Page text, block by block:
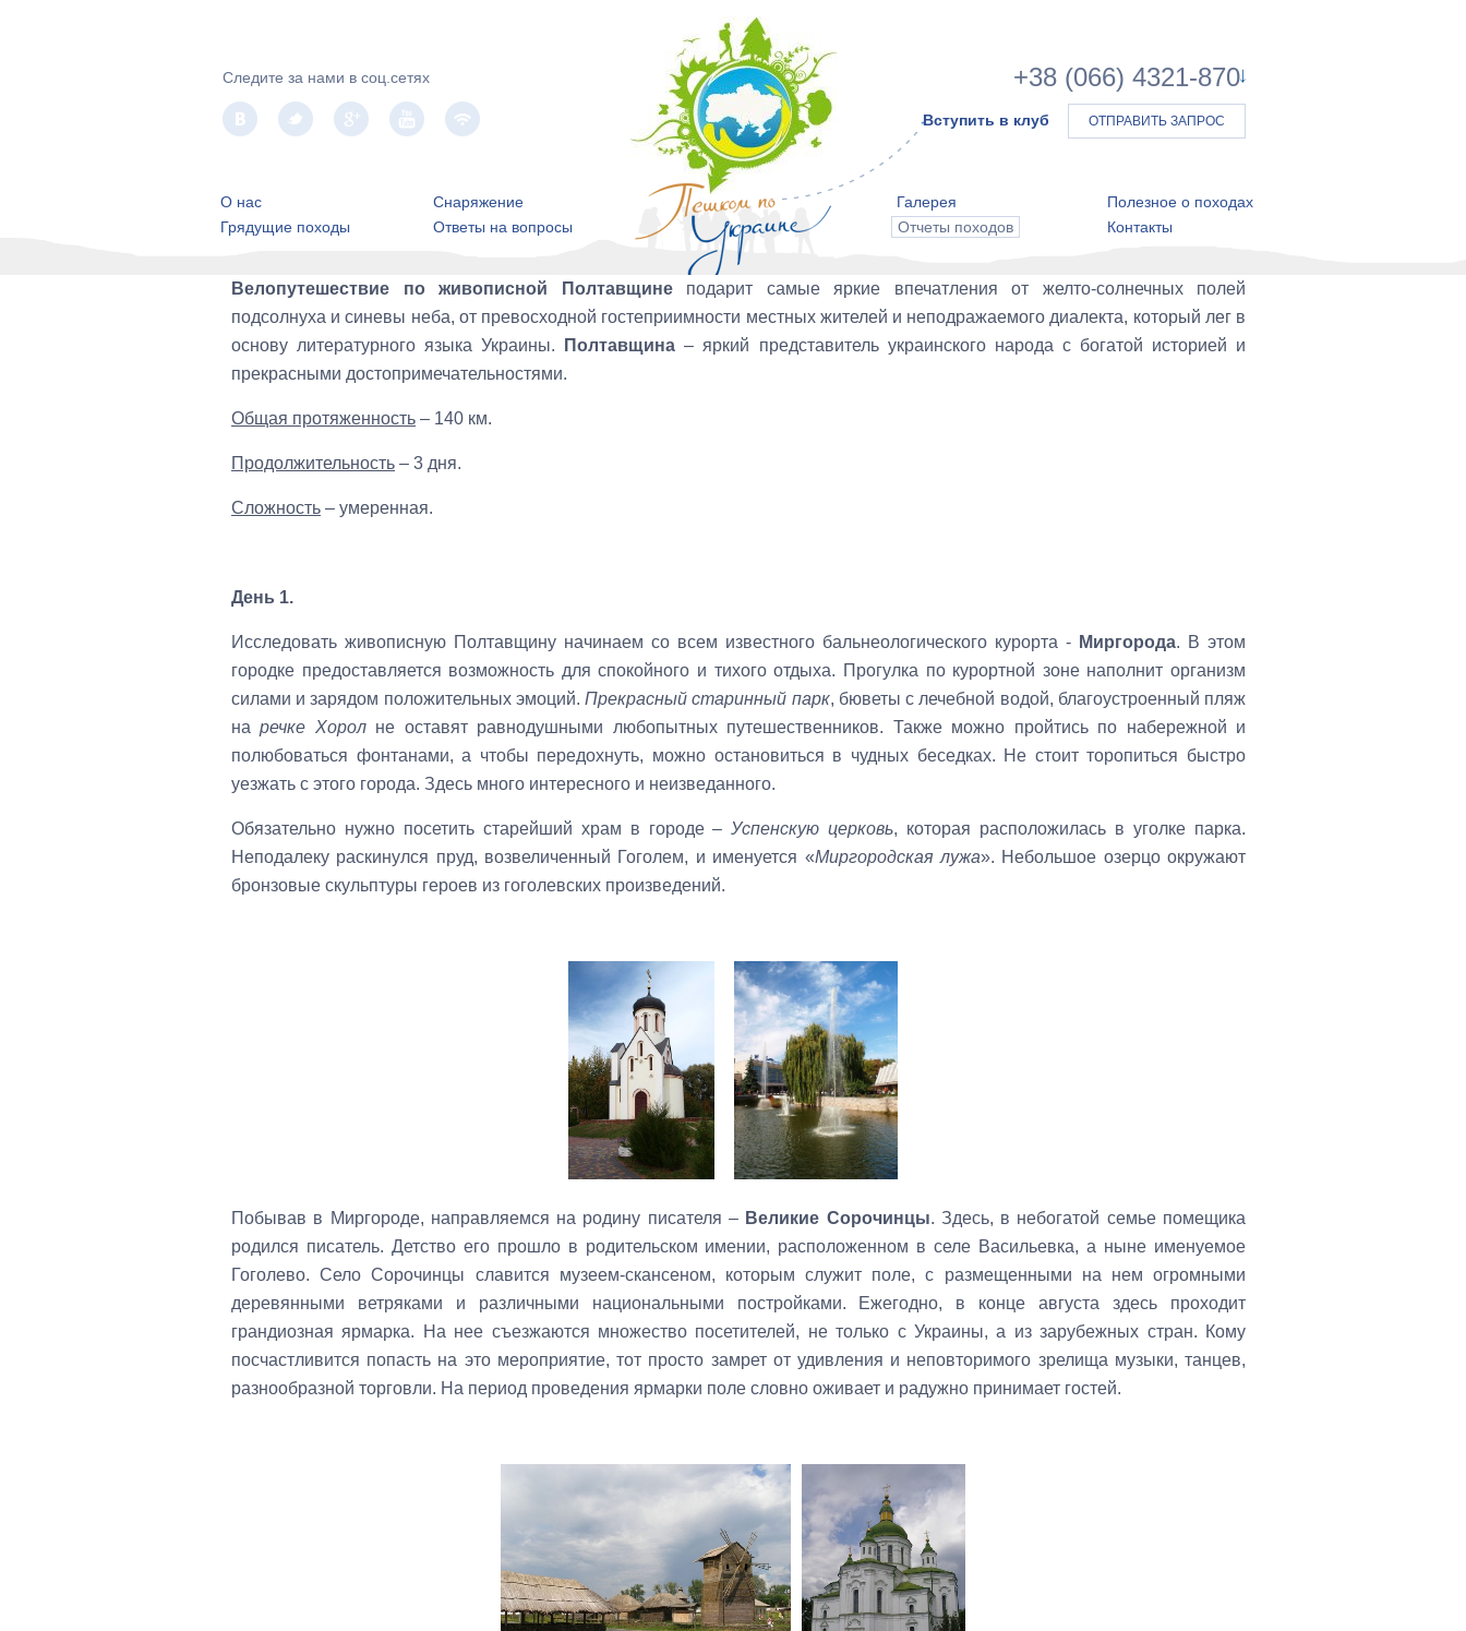
Следите за нами в соц.сетях
О нас
Снаряжение
Грядущие походы
Ответы на вопросы
+38 (066) 4321-870
Вступить в клуб ОТПРАВИТЬ ЗАПРОС
Галерея
Полезное о походах
Отчеты походов
Контакты
Велопутешествие по живописной Полтавщинеподарит самые яркие впечатления от желто-солнечных полей
подсолнуха и синевы неба, от превосходной гостеприимности местных жителей и неподражаемого диалекта, который лег в
основу литературного языка Украины.
Полтавщина – яркий представитель украинского народа с богатой историей и
прекрасными достопримечательностями.
Общая протяженность – 140 км.
Продолжительность – 3 дня.
Сложность – умеренная.
День 1.
Исследовать живописную Полтавщину начинаем со всем известного бальнеологического курорта - Миргорода. В этом
городке предоставляется возможность для спокойного и тихого отдыха. Прогулка по курортной зоне наполнит организм
силами и зарядом положительных эмоций.Прекрасный старинный парк, бюветы с лечебной водой, благоустроенный пляж
наречке Хоролне оставят равнодушными любопытных путешественников. Также можно пройтись по набережной и
полюбоваться фонтанами, а чтобы передохнуть, можно остановиться в чудных беседках. Не стоит торопиться быстро
уезжать с этого города. Здесь много интересного и неизведанного.
Обязательно нужно посетить старейший храм в городе –Успенскую церковь, которая расположилась в уголке парка.
Неподалеку раскинулся пруд, возвеличенный Гоголем, и именуется «Миргородская лужа». Небольшое озерцо окружают
бронзовые скульптуры героев из гоголевских произведений.
Побывав в Миргороде, направляемся на родину писателя – Великие Сорочинцы. Здесь, в небогатой семье помещика
родился писатель. Детство его прошло в родительском имении, расположенном в селе Васильевка, а ныне именуемое
Гоголево. Село Сорочинцы славится музеем-скансеном, которым служит поле, с размещенными на нем огромными
деревянными ветряками и различными национальными постройками. Ежегодно, в конце августа здесь проходит
грандиозная ярмарка. На нее съезжаются множество посетителей, не только с Украины, а из зарубежных стран. Кому
посчастливится попасть на это мероприятие, тот просто замрет от удивления и неповторимого зрелища музыки, танцев,
разнообразной торговли. На период проведения ярмарки поле словно оживает и радужно принимает гостей.